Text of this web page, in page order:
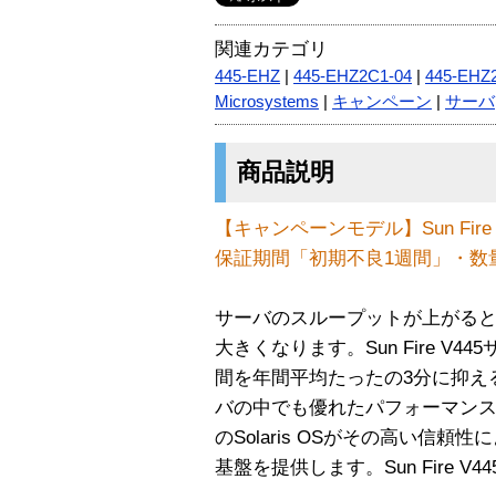
関連カテゴリ
445-EHZ 445-EHZ2C1-04
445-
Microsystems
キャンペーン サーバ
商品説明
【キャンペーンモデル】Sun
保証期間「初期不良1週間」・
サーバのスループットが上がる
大きくなります。Sun Fire V445
間を年間平均たったの3分に抑
バの中でも優れたパフォーマン
のSolaris OSがその高い信頼性
基盤を提供します。Sun Fire